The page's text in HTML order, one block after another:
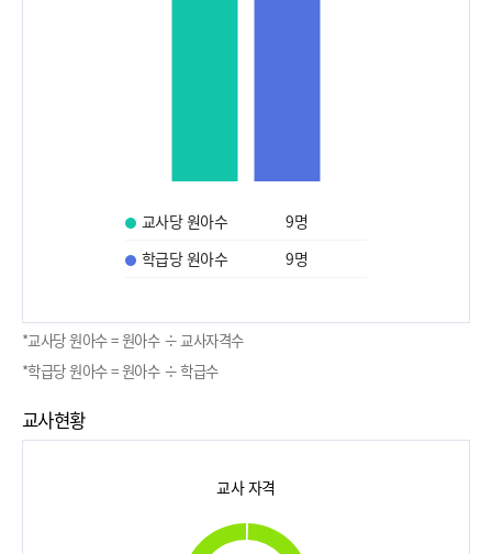
교사당 원아수 9명
학급당 원아수
9명
*교사당 원아수 = 원아수 ÷ 교사자격수
*학급당 원아수 = 원아수 ÷ 학급수
교사현황
교사 자격